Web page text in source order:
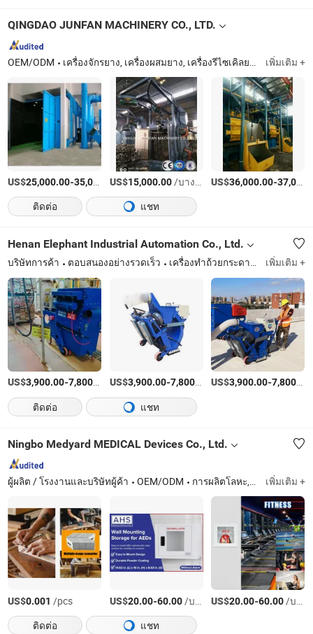
QINGDAO JUNFAN MACHINERY CO., LTD.
OEM/ODM เครื่องจักรยาง, เครื่องผสมยาง, เครื่องรีไซเคิลยางรถยนต์, เครื่องพ่นทราย, เครื่องอัดยาง, เครื่องทำความเย็นแบบแบทช์, เครื่องปฏิรูปยาง, เครื่องนวดยาง เพิ่มเติม +
US$25,000.00-35,000.00 /เตรียมตัว
US$15,000.00/บางส่วน US$36,000.00-37,000.00
ติดต่อ แชท
Henan Elephant Industrial Automation Co., Ltd.
บริษัทการค้า ตอบสนองอย่างรวดเร็ว เครื่องทำถ้วยกระดาษ, ปั๊มคอนกรีต, เครื่องเจาะน้ำบาดาล, การเจาะแบบหมุนย้อนกลับ, เครื่องยกแก้วสูญญากาศ, รถผสมคอนกรีตแบบโหลดเอง, เครื่องบดเคลื่อนที่, เครื่องปูขอบถนน เพิ่มเติม +
US$3,900.00-7,800.00 /เตรียมตัว
US$3,900.00-7,800.00 /เตรียมตัว
US$3,900.00-7,800.00
ติดต่อ
แชท
Ningbo Medyard MEDICAL Devices Co., Ltd.
ผู้ผลิต / โรงงานและบริษัทผู้ค้า OEM/ODM การผลิตโลหะ, ถาดน้ำและชุดแผ่น, ตู้สแตนด์ควบคุมคอมพิวเตอร์ CNC, ตู้เหล็กสำหรับเตารีดพร้อมสัญญาณเตือนสำหรับเครื่องกระตุ้นหัวใจ AED, ตู้ฉุกเฉิน, ตู้ AED ระบบล็อคกลไกกลางแจ้ง, AED เพิ่มเติม +
US$0.001 /pcs US$20.00-60.00/บางส่วน US$20.00-60.00/บางส่วน
ติดต่อ
แชท